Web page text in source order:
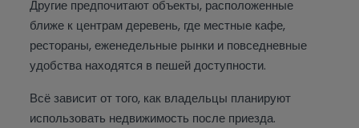
Другие предпочитают объекты, расположенные
ближе к центрам деревень, где местные кафе,
рестораны, еженедельные рынки и повседневные
удобства находятся в пешей доступности.
Всё зависит от того, как владельцы планируют
использовать недвижимость после приезда.